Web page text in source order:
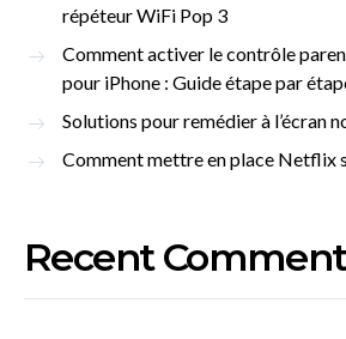
répéteur WiFi Pop 3
Comment activer le contrôle
pour iPhone : Guide étape par
Solutions pour remédier à l’écran
Comment mettre en place Netflix
Recent